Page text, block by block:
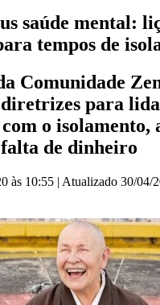
saúde mental:
tempos de
Comunidade
para
o isolamento,
de dinheiro
às 10:55 | Atualizado 30/04/